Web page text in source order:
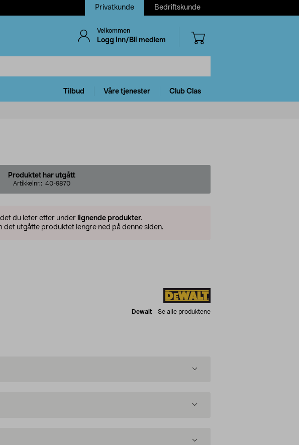
Privatkunde Bedriftskunde
Velkommen
Logg inn/Bli medlem
Tilbud Våre tjenester Club Clas
Produktet har utgått
Artikkelnr.: 40-9870
du leter etter under lignende produkter.
det utgåtte produktet lengre ned på denne siden.
Dewalt - Se alle produktene